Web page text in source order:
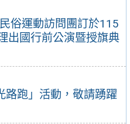
俗運動訪問團訂於115
出國行前公演暨授旗典
路跑」活動，敬請踴躍